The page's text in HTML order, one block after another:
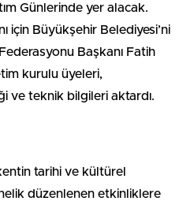
Günlerinde yer alacak.
için Büyükşehir Belediyesi’ni
Başkanı Fatih
kurulu üyeleri,
ve teknik bilgileri aktardı.
tarihi ve kültürel
düzenlenen etkinliklere